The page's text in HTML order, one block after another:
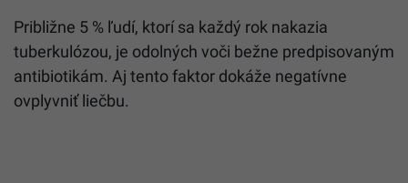
Približne 5 % ľudí, ktorí sa každý rok nakazia
tuberkulózou, je odolných voči bežne predpisovaným
antibiotikám. Aj tento faktor dokáže negatívne
ovplyvniť liečbu.